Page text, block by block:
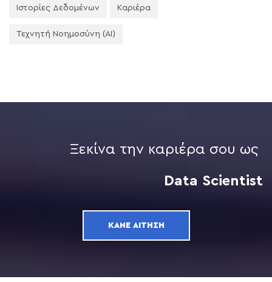
Ιστορίες Δεδομένων Καριέρα
Τεχνητή Νοημοσύνη (AI)
Ξεκίνα την καριέρα σου ως
Data Scientist
ΚΆΝΕ ΑΊΤΗΣΗ